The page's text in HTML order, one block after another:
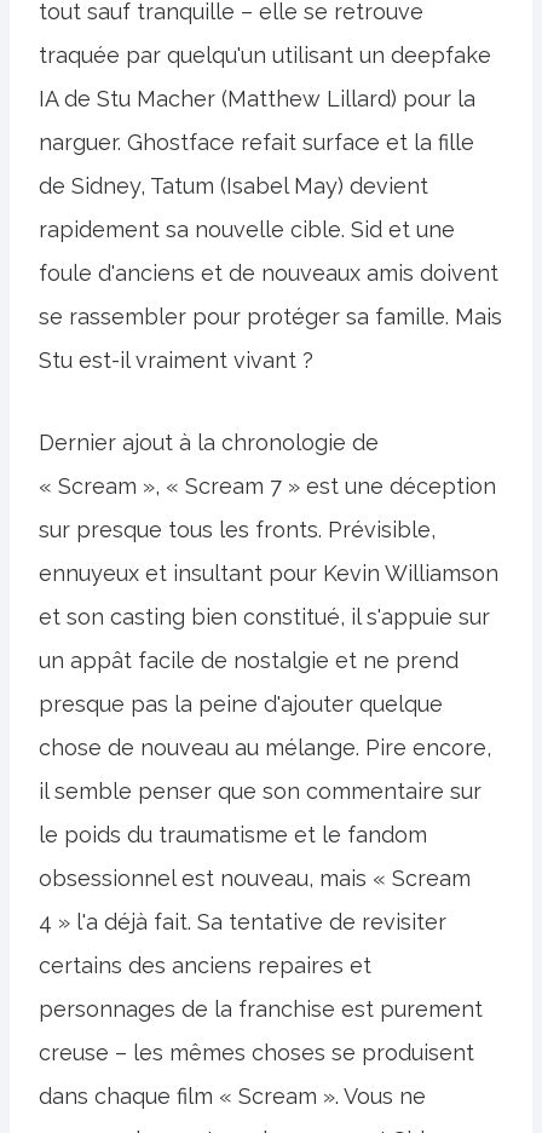
tout sauf tranquille – elle se retrouve
traquée par quelqu'un utilisant un deepfake
IA de Stu Macher (Matthew Lillard) pour la
narguer. Ghostface refait surface et la fille
de Sidney, Tatum (Isabel May) devient
rapidement sa nouvelle cible. Sid et une
foule d'anciens et de nouveaux amis doivent
se rassembler pour protéger sa famille. Mais
Stu est-il vraiment vivant ?
Dernier ajout à la chronologie de
« Scream », « Scream 7 » est une déception
sur presque tous les fronts. Prévisible,
ennuyeux et insultant pour Kevin Williamson
et son casting bien constitué, il s'appuie sur
un appât facile de nostalgie et ne prend
presque pas la peine d'ajouter quelque
chose de nouveau au mélange. Pire encore,
il semble penser que son commentaire sur
le poids du traumatisme et le fandom
obsessionnel est nouveau, mais « Scream
4 » l'a déjà fait. Sa tentative de revisiter
certains des anciens repaires et
personnages de la franchise est purement
creuse – les mêmes choses se produisent
dans chaque film « Scream ». Vous ne